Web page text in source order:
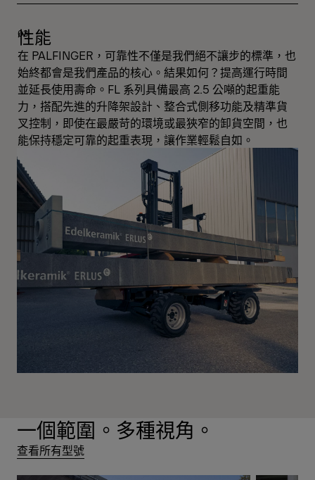
性能
在 PALFINGER，可靠性不僅是我們絕不讓步的標準，也
始終都會是我們產品的核心。結果如何？提高運行時間
並延長使用壽命。FL 系列具備最高 2.5 公噸的起重能
力，搭配先進的升降架設計、整合式側移功能及精準貨
叉控制，即使在最嚴苛的環境或最狹窄的卸貨空間，也
能保持穩定可靠的起重表現，讓作業輕鬆自如。
一個範圍。多種視角。
查看所有型號